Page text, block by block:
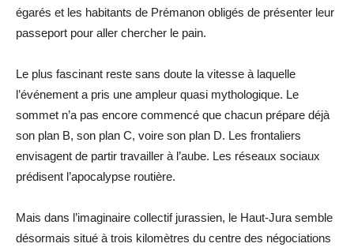
égarés et les habitants de Prémanon obligés de présenter leur
passeport pour aller chercher le pain.
Le plus fascinant reste sans doute la vitesse à laquelle
l’événement a pris une ampleur quasi mythologique. Le
sommet n’a pas encore commencé que chacun prépare déjà
son plan B, son plan C, voire son plan D. Les frontaliers
envisagent de partir travailler à l’aube. Les réseaux sociaux
prédisent l’apocalypse routière.
Mais dans l’imaginaire collectif jurassien, le Haut-Jura semble
désormais situé à trois kilomètres du centre des négociations